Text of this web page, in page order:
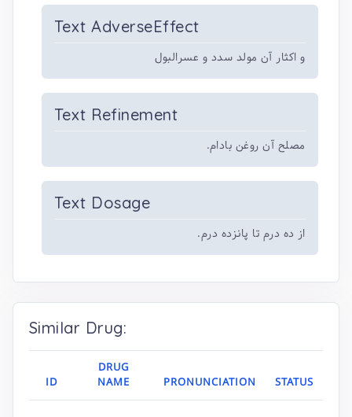
Text AdverseEffect
و اکثار آن مولد سدد و عسرالبول
Text Refinement
مصلح آن روغن بادام.
Text Dosage
از ده درم تا پانزده درم.
Similar Drug:
ID
DRUG
NAME
PRONUNCIATION STATUS